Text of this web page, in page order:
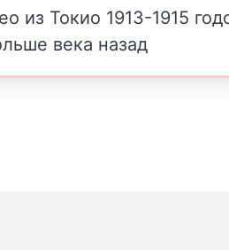
из Токио 1913-1915
века назад